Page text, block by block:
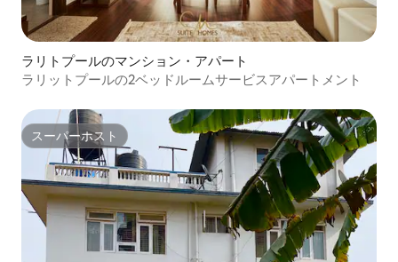
ラリトプールのマンション・アパート
ラリットプールの2ベッドルームサービスアパートメント
スーパーホスト
スーパーホスト